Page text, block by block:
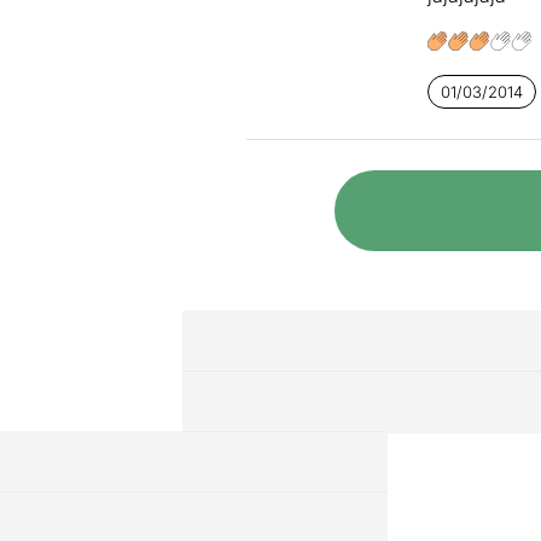
l’angoixa i
Un
d’aquest
espectacle
01/03/2014